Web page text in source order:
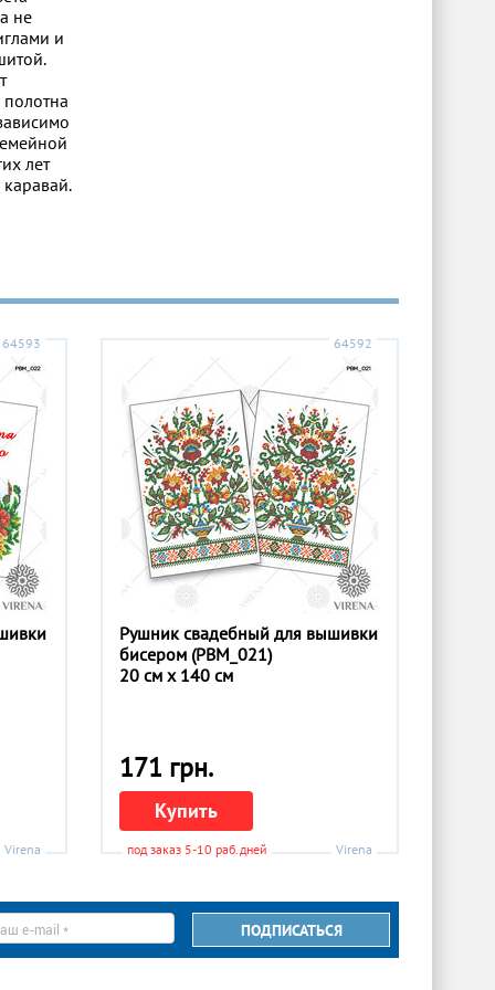
не
и
лет
64593
Virena
64592
Рушник свадебный для вышивки
бисером (РВМ_021)
20 см x 140 см
171 грн.
Купить
под заказ 5-10 раб.дней Virena
ПОДПИСАТЬСЯ